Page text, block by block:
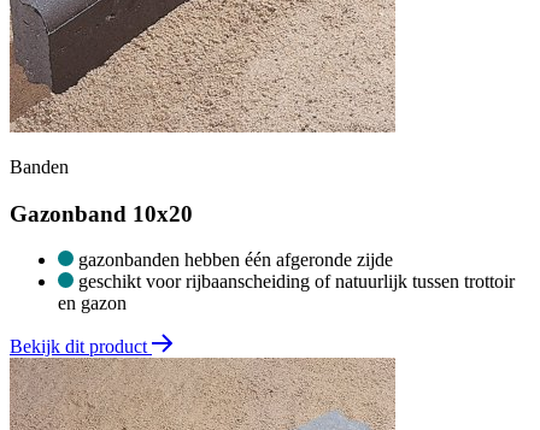
Banden
Gazonband 10x20
gazonbanden hebben één afgeronde zijde
geschikt voor rijbaanscheiding of natuurlijk tussen trottoir
en gazon
Bekijk dit product